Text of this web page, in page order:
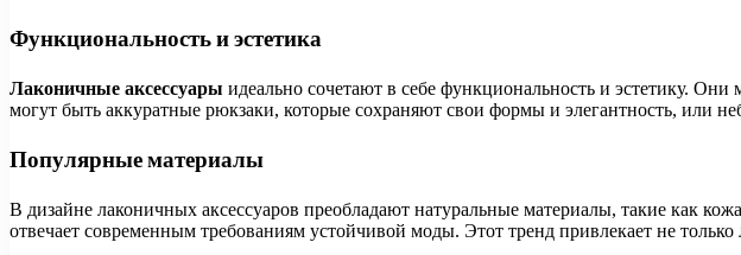
Функциональность и эстетика
Лаконичные аксессуары идеально сочетают в себе функциональность и эстетику.
могут быть аккуратные рюкзаки, которые сохраняют свои формы и элегантность, или
Популярные материалы
В дизайне лаконичных аксессуаров преобладают натуральные материалы, такие как
отвечает современным требованиям устойчивой моды. Этот тренд привлекает не